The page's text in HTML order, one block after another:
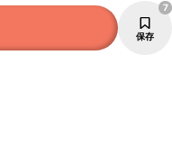
保存
7